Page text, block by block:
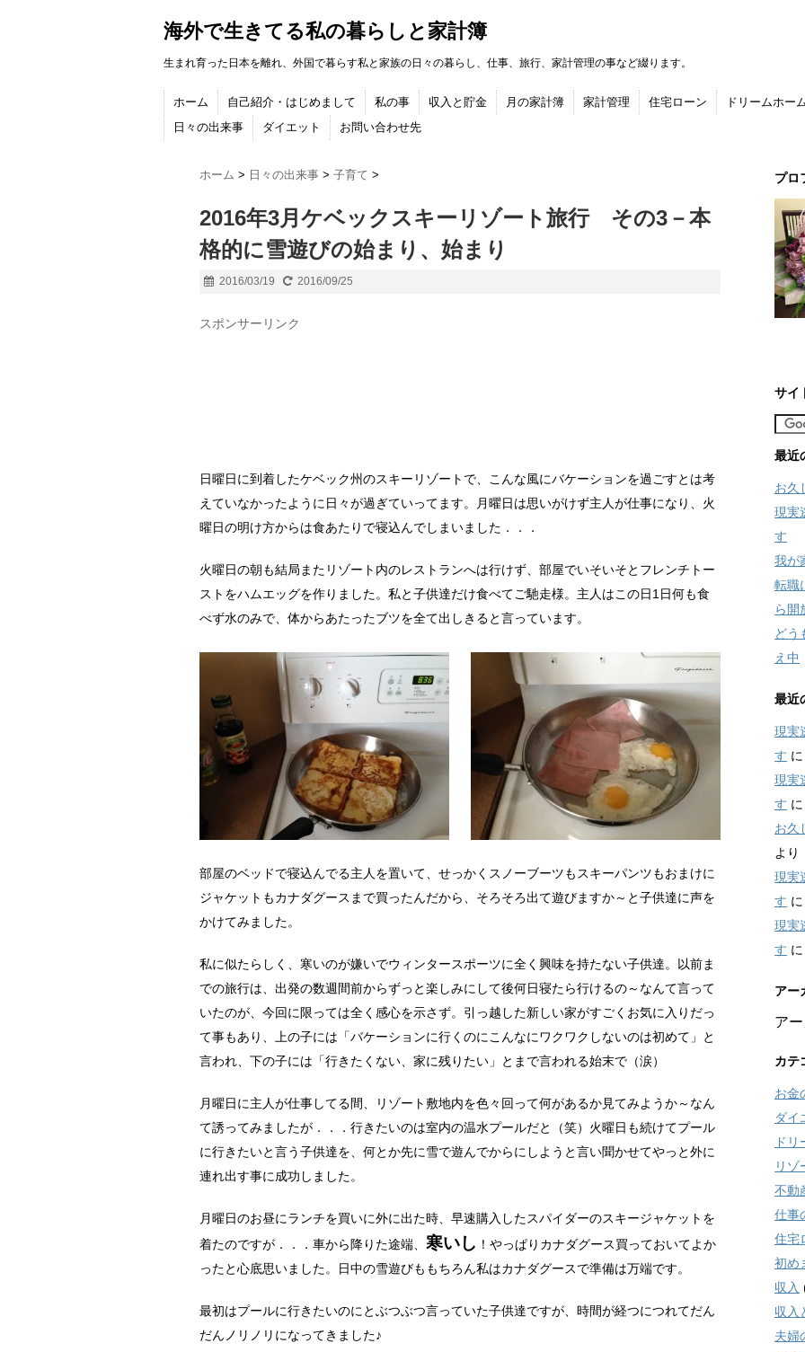
海外で生きてる私の暮らしと家計簿
生まれ育った日本を離れ、外国で暮らす私と家族の日々の暮らし、仕事、旅行、家計管理の事など綴ります。
ホーム 自己紹介・はじめまして 私の事 収入と貯金 月の家計簿 家計管理 住宅ローン ドリームホー
日々の出来事
ダイエット お問い合わせ先
ホーム > 日々の出来事 > 子育て >
2016年3月ケベックスキーリゾート旅行 その3－本
格的に雪遊びの始まり、始まり
2016/03/19 2016/09/25
スポンサーリンク
日曜日に到着したケベック州のスキーリゾートで、こんな風にバケーションを過ごすとは考
えていなかったように日々が過ぎていってます。月曜日は思いがけず主人が仕事になり、火
曜日の明け方からは食あたりで寝込んでしまいました．．．
火曜日の朝も結局またリゾート内のレストランへは行けず、部屋でいそいそとフレンチトー
ストをハムエッグを作りました。私と子供達だけ食べてご馳走様。主人はこの日1日何も食
べず水のみで、体からあたったブツを全て出しきると言っています。
部屋のベッドで寝込んでる主人を置いて、せっかくスノーブーツもスキーパンツもおまけに
ジャケットもカナダグースまで買ったんだから、そろそろ出て遊びますか～と子供達に声を
かけてみました。
私に似たらしく、寒いのが嫌いでウィンタースポーツに全く興味を持たない子供達。以前ま
での旅行は、出発の数週間前からずっと楽しみにして後何日寝たら行けるの～なんて言って
いたのが、今回に限っては全く感心を示さず。引っ越した新しい家がすごくお気に入りだっ
て事もあり、上の子には「バケーションに行くのにこんなにワクワクしないのは初めて」と
言われ、下の子には「行きたくない、家に残りたい」とまで言われる始末で（涙）
月曜日に主人が仕事してる間、リゾート敷地内を色々回って何があるか見てみようか～なん
て誘ってみましたが．．．行きたいのは室内の温水プールだと（笑）火曜日も続けてプール
に行きたいと言う子供達を、何とか先に雪で遊んでからにしようと言い聞かせてやっと外に
連れ出す事に成功しました。
月曜日のお昼にランチを買いに外に出た時、早速購入したスパイダーのスキージャケットを
着たのですが．．．車から降りた途端、 寒いし ！やっぱりカナダグース買っておいてよか
ったと心底思いました。日中の雪遊びももちろん私はカナダグースで準備は万端です。
最初はプールに行きたいのにとぶつぶつ言っていた子供達ですが、時間が経つにつれてだん
だんノリノリになってきました♪
プロ
サイ
最近
お久
現実
す
我が
転職
ら開
どう
え中
最近
現実
す に
現実
す に
お久
より
現実
す に
現実
す に
アー
ア
カテ
お金
ダイ
ドリ
リゾ
不動
仕事
住宅
初め
収入
収入
夫婦